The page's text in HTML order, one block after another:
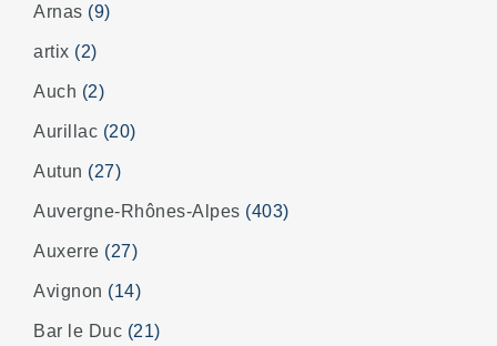
Arnas (9)
artix (2)
Auch (2)
Aurillac (20)
Autun (27)
Auvergne-Rhônes-Alpes (403)
Auxerre (27)
Avignon (14)
Bar le Duc (21)